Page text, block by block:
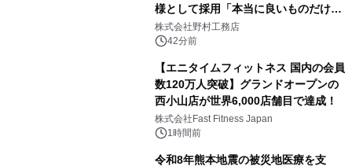
様として採用「本当に良いものだけに
こだわる」
株式会社野村工務店
42分前
【エニタイムフィットネス 国内の会員
数120万人突破】グランドオープンの
西小山店が世界6,000店舗目で達成！
株式会社Fast Fitness Japan
1時間前
令和8年熊本地震の被災地医療を支